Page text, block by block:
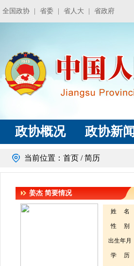
全国政协 省委 省人大 省政府
政协概况 政协新闻
当前位置： 首页 / 简历
姜杰 简要情况
姓 名
性 别
出生年月
学 历